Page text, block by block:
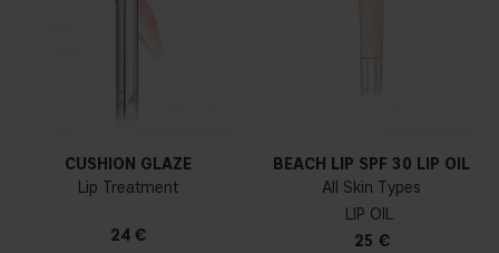
CUSHION GLAZE
Lip Treatment
24 €
BEACH LIP SPF 30 LIP OIL
All Skin Types
LIP OIL
25 €